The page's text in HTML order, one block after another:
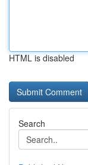
HTML is disabled
Search